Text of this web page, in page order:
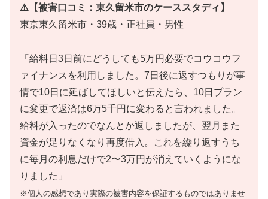
⚠️【被害口コミ：東久留米市のケーススタディ】
東京東久留米市・39歳・正社員・男性
「給料日3日前にどうしても5万円必要でコウコウフ
ァイナンスを利用しました。7日後に返すつもりが事
情で10日に延ばしてほしいと伝えたら、10日プラン
に変更で返済は6万5千円に変わると言われました。
給料が入ったのでなんとか返しましたが、翌月また
資金が足りなくなり再度借入。これを繰り返すうち
に毎月の利息だけで2〜3万円が消えていくようにな
りました」
※個人の感想であり実際の被害内容を保証するものではありませ